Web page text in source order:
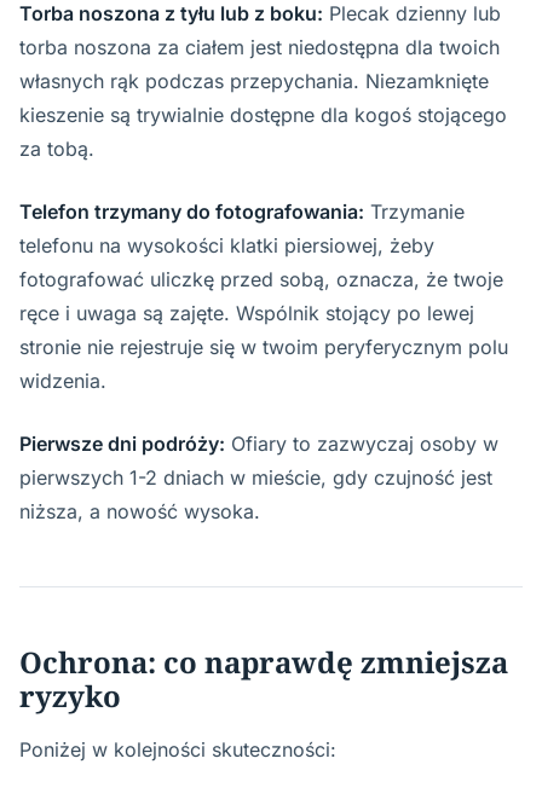
Torba noszona z tyłu lub z boku: Plecak dzienny lub
torba noszona za ciałem jest niedostępna dla twoich
własnych rąk podczas przepychania. Niezamknięte
kieszenie są trywialnie dostępne dla kogoś stojącego
za tobą.
Telefon trzymany do fotografowania: Trzymanie
telefonu na wysokości klatki piersiowej, żeby
fotografować uliczkę przed sobą, oznacza, że twoje
ręce i uwaga są zajęte. Wspólnik stojący po lewej
stronie nie rejestruje się w twoim peryferycznym polu
widzenia.
Pierwsze dni podróży: Ofiary to zazwyczaj osoby w
pierwszych 1-2 dniach w mieście, gdy czujność jest
niższa, a nowość wysoka.
Ochrona: co naprawdę zmniejsza
ryzyko
Poniżej w kolejności skuteczności: